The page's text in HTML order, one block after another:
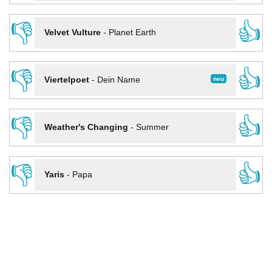
👎
Velvet Vulture- Planet Earth
👍
👎
neu
Viertelpoet- Dein Name
👍
👎
Weather's Changing - Summer
👍
👎
Yaris- Papa 👍